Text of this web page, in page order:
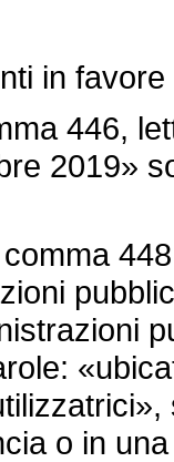
in
446,
2019»
o in